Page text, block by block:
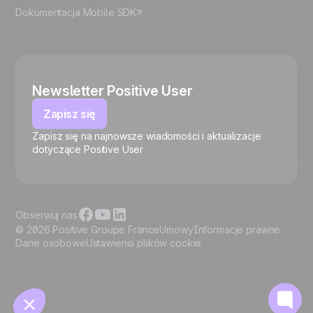
🍪
Zarządzaj plikami cookie
Dokumentacja Mobile SDK
Newsletter Positive User
Zapisz się
Zapisz się na najnowsze wiadomości i aktualizacje
dotyczące Positive User
© 2026 Positive Groupe FranceUmowyInformacje prawne
Dane osoboweUstawienia plików cookie
Obserwuj nas